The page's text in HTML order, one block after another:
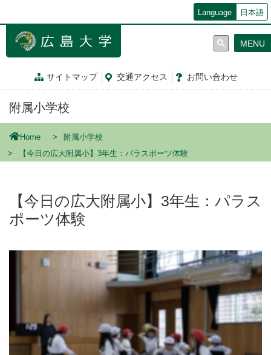
ン
Language 日本語
サイトマップ 交通アクセス お問い合わせ
MENU
附属小学校
Home
附属小学校
【今日の広大附属小】3年生：パラスポーツ体験
【今日の広大附属小】3年生：パラス
ポーツ体験